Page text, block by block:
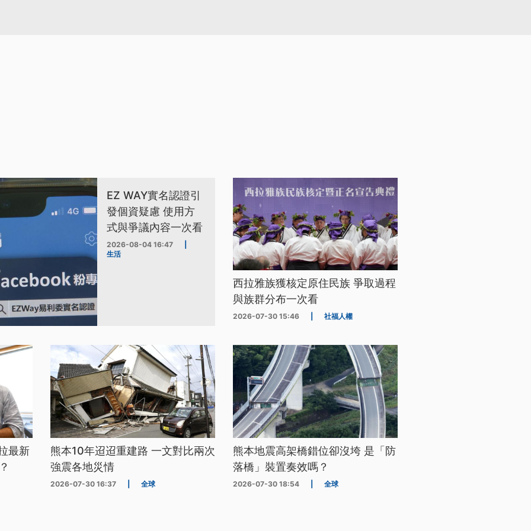
EZ WAY實名認證引
發個資疑慮 使用方
式與爭議內容一次看
2026-08-04 16:47
生活
西拉雅族獲核定原住民族 爭取過程
與族群分布一次看
2026-07-30 15:46 社福人權
最新
熊本10年迢迢重建路 一文對比兩次
強震各地災情
2026-07-30 16:37 全球
熊本地震高架橋錯位卻沒垮 是「防
落橋」裝置奏效嗎？
2026-07-30 18:54 全球